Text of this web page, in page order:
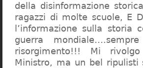
della disinformazione
ragazzi di molte scuole, E DI
l’informazione sulla storia
guerra
risorgimento!!! Mi
Ministro, ma un bel ripulisti